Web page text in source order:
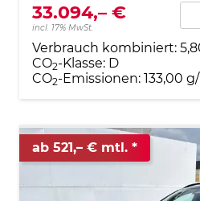
33.094,– €
incl. 17% MwSt.
Verbrauch kombiniert:
CO2-Klasse: D
CO2-Emissionen: 133,00
ab 521,– € mtl.